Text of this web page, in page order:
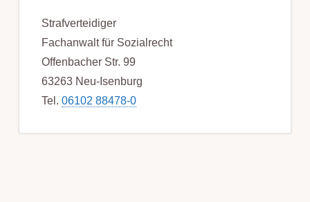
Strafverteidiger
Fachanwalt für Sozialrecht
Offenbacher Str. 99
63263 Neu-Isenburg
Tel. 06102 88478-0